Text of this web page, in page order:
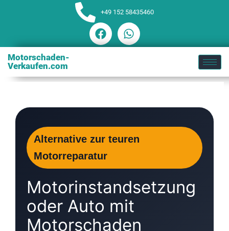
+49 152 58435460
Motorschaden-
Verkaufen.com
Alternative zur teuren
Motorreparatur
Motorinstandsetzung
oder Auto mit
Motorschaden